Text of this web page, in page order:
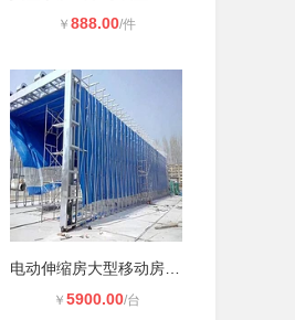
￥ 888.00/件
￥ 5900.00/台